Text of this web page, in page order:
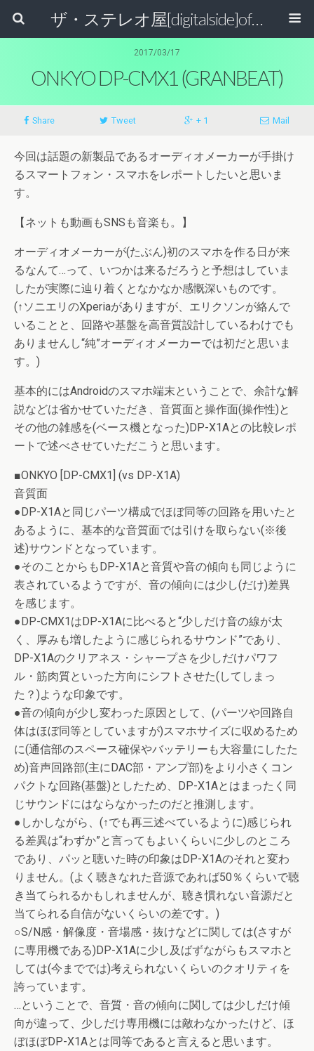
ザ・ステレオ屋[digitalside]official blog.
2017/03/17
ONKYO DP-CMX1 (GRANBEAT)
Share Tweet + 1 Mail
今回は話題の新製品であるオーディオメーカーが手掛け
るスマートフォン・スマホをレポートしたいと思いま
す。
【ネットも動画もSNSも音楽も。】
オーディオメーカーが(たぶん)初のスマホを作る日が来
るなんて…って、いつかは来るだろうと予想はしていま
したが実際に辿り着くとなかなか感慨深いものです。
(↑ソニエリのXperiaがありますが、エリクソンが絡んで
いることと、回路や基盤を高音質設計しているわけでも
ありませんし“純”オーディオメーカーでは初だと思いま
す。)
基本的にはAndroidのスマホ端末ということで、余計な解
説などは省かせていただき、音質面と操作面(操作性)と
その他の雑感を(ベース機となった)DP-X1Aとの比較レポ
ートで述べさせていただこうと思います。
■ONKYO [DP-CMX1] (vs DP-X1A)
音質面
●DP-X1Aと同じパーツ構成でほぼ同等の回路を用いたと
あるように、基本的な音質面では引けを取らない(※後
述)サウンドとなっています。
●そのことからもDP-X1Aと音質や音の傾向も同じように
表されているようですが、音の傾向には少し(だけ)差異
を感じます。
●DP-CMX1はDP-X1Aに比べると“少しだけ音の線が太
く、厚みも増したように感じられるサウンド”であり、
DP-X1Aのクリアネス・シャープさを少しだけパワフ
ル・筋肉質といった方向にシフトさせた(してしまっ
た？)ような印象です。
●音の傾向が少し変わった原因として、(パーツや回路自
体はほぼ同等としていますが)スマホサイズに収めるため
に(通信部のスペース確保やバッテリーも大容量にしたた
め)音声回路部(主にDAC部・アンプ部)をより小さくコン
パクトな回路(基盤)としたため、DP-X1Aとはまったく同
じサウンドにはならなかったのだと推測します。
●しかしながら、(↑でも再三述べているように)感じられ
る差異は“わずか”と言ってもよいくらいに少しのところ
であり、パッと聴いた時の印象はDP-X1Aのそれと変わ
りません。(よく聴きなれた音源であれば50％くらいで聴
き当てられるかもしれませんが、聴き慣れない音源だと
当てられる自信がないくらいの差です。)
○S/N感・解像度・音場感・抜けなどに関しては(さすが
に専用機である)DP-X1Aに少し及ばずながらもスマホと
しては(今まででは)考えられないくらいのクオリティを
誇っています。
…ということで、音質・音の傾向に関しては少しだけ傾
向が違って、少しだけ専用機には敵わなかったけど、ほ
ぼほぼDP-X1Aとは同等であると言えると思います。